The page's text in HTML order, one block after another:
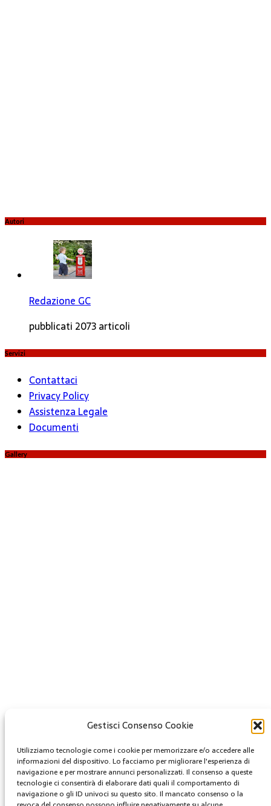
Gestisci Consenso Cookie
Utilizziamo tecnologie come i cookie per memorizzare e/o accedere alle
informazioni del dispositivo. Lo facciamo per migliorare l'esperienza di
navigazione e per mostrare annunci personalizzati. Il consenso a queste
tecnologie ci consentirà di elaborare dati quali il comportamento di
navigazione o gli ID univoci su questo sito. Il mancato consenso o la
Autori
Redazione GC
pubblicati 2073 articoli
Servizi
Contattaci
Privacy Policy
Assistenza Legale
Documenti
Gallery
Questa opera è concessa in licenza con i termini
CC BY 4.0